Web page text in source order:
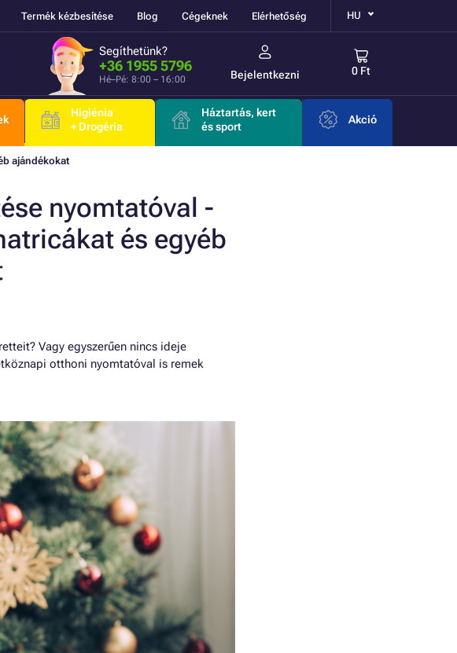
Termék kézbesítése Blog Cégeknek Elérhetőség HU
Segíthetünk?
+36 1955 5796
Hé–Pé: 8:00 – 16:00 Bejelentkezni 0 Ft
Higiénia
+ Drogéria
Háztartás, kert
és sport
Akció
ajándékokat
nyomtatóval -
és egyéb
Vagy egyszerűen nincs ideje
otthoni nyomtatóval is remek